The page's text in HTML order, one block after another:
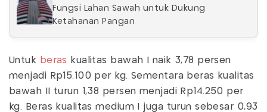
Fungsi Lahan Sawah untuk Dukung
Ketahanan Pangan
Untuk beras
kualitas bawah I naik 3,78 persen
menjadi Rp15.100 per kg. Sementara beras kualitas
bawah II turun 1,38 persen menjadi Rp14.250 per
kg. Beras kualitas medium I juga turun sebesar 0,93